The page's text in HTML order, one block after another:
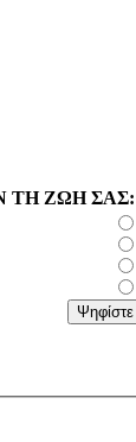
ΤΗ ΖΩΗ ΣΑΣ: